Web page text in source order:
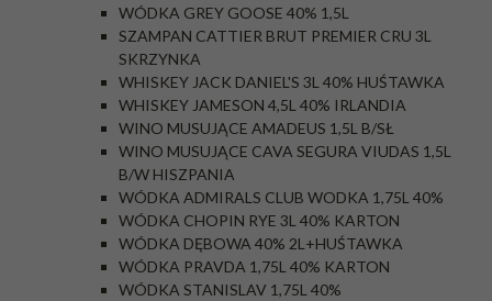
WÓDKA GREY GOOSE 40% 1,5L
SZAMPAN CATTIER BRUT PREMIER CRU 3L
SKRZYNKA
WHISKEY JACK DANIEL'S 3L 40% HUŚTAWKA
WHISKEY JAMESON 4,5L 40% IRLANDIA
WINO MUSUJĄCE AMADEUS 1,5L B/SŁ
WINO MUSUJĄCE CAVA SEGURA VIUDAS 1,5L
B/W HISZPANIA
WÓDKA ADMIRALS CLUB WODKA 1,75L 40%
WÓDKA CHOPIN RYE 3L 40% KARTON
WÓDKA DĘBOWA 40% 2L+HUŚTAWKA
WÓDKA PRAVDA 1,75L 40% KARTON
WÓDKA STANISLAV 1,75L 40%